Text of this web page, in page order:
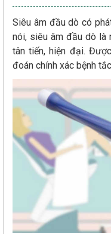
Siêu âm đầu dò có
nói, siêu âm đầu dò là
tân tiến, hiện đại.
đoán chính xác bệnh